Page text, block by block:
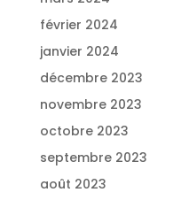
février 2024
janvier 2024
décembre 2023
novembre 2023
octobre 2023
septembre 2023
août 2023